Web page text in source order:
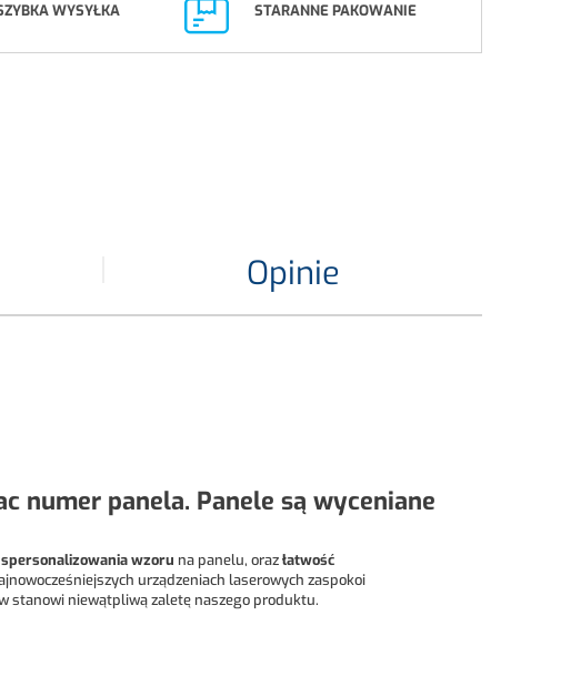
WYSYŁKA STARANNE PAKOWANIE
Opinie
numer panela. Panele są wyceniane
wzoru na panelu, orazłatwość
urządzeniach laserowych zaspokoi
stanowi niewątpliwą zaletę naszego produktu.